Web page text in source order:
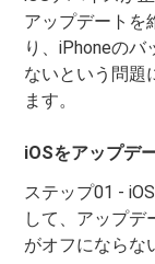
アップデートを
り、iPhoneの
ないという問題
ます。
iOSをアップデ
ステップ01 -
して、アップデ
がオフにならな